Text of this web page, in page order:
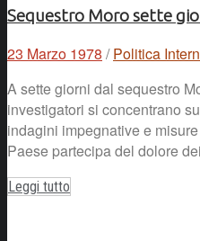
Sequestro Moro sette
23 Marzo 1978 / Politica
A sette giorni dal sequestro
investigatori si concentrano
indagini impegnative e
Paese partecipa del dolore
Leggi tutto